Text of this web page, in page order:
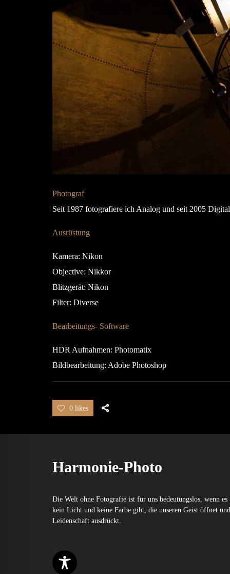
Photograf
Seit 1987 fotografiere ich Analog und seit 2005
Ausrüstung
Kamera: Nikon
Objective: Nikkor
Blitzgerät: Nikon
Filter: Diverse
Bearbeitungs- Software
HDR Aufnahmen: Photomatix
Bildbearbeitung: Adobe Photoshop
0 likes
Harmonie-Photo
Die Welt ohne Fotografie ist für uns bedeutungslos, wenn es
kein Licht und keine Farbe gibt, die unseren Geist öffnet und
Leidenschaft ausdrückt.